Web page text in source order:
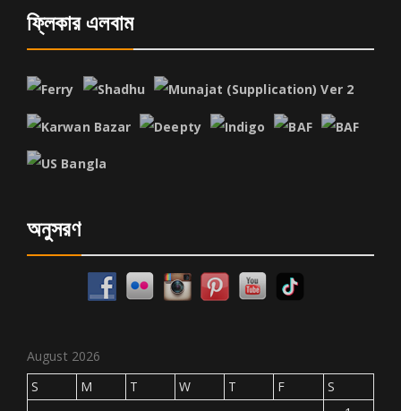
ফ্লিকার এলবাম
অনুসরণ
August 2026
S
M T W T F
S